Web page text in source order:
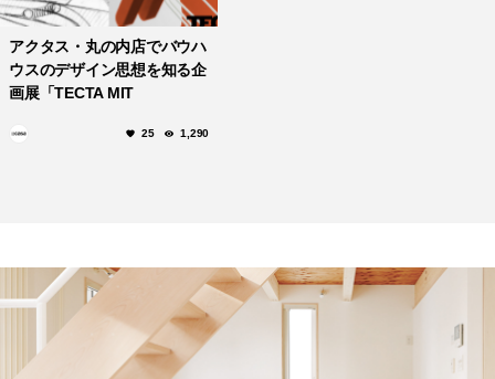
アクタス・丸の内店でバウハ
ウスのデザイン思想を知る企
画展「TECTA MIT
とテクタの名作家具展－」が
25 1,290